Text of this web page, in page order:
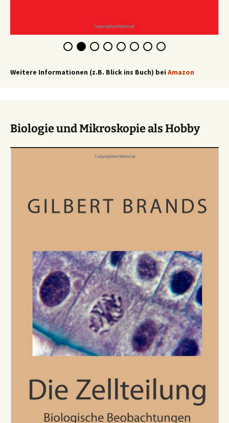
Weitere Informationen (z.B. Blick ins Buch) bei Amazon
Biologie und Mikroskopie als Hobby